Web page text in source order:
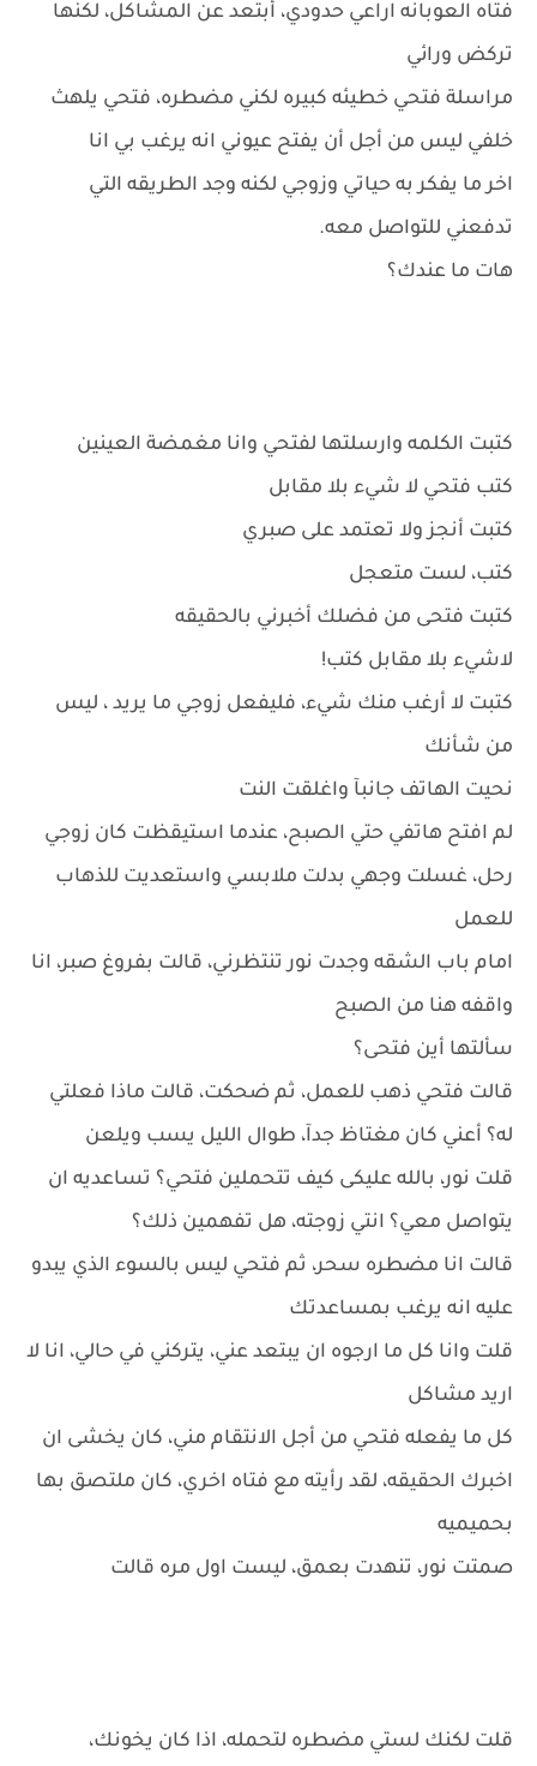
فتاه العوبانه اراعي حدودي، أبتعد عن المشاكل، لكنها
تركض ورائي
مراسلة فتحي خطيئه كبيره لكني مضطره، فتحي يلهث
خلفي ليس من أجل أن يفتح عيوني انه يرغب بي انا
اخر ما يفكر به حياتي وزوجي لكنه وجد الطريقه التي
تدفعني للتواصل معه.
هات ما عندك؟
كتبت الكلمه وارسلتها لفتحي وانا مغمضة العينين
كتب فتحي لا شيء بلا مقابل
كتبت أنجز ولا تعتمد على صبري
كتب، لست متعجل
كتبت فتحى من فضلك أخبرني بالحقيقه
لاشيء بلا مقابل كتب!
كتبت لا أرغب منك شيء، فليفعل زوجي ما يريد ، ليس
من شأنك
نحيت الهاتف جانبآ واغلقت النت
لم افتح هاتفي حتي الصبح، عندما استيقظت كان زوجي
رحل، غسلت وجهي بدلت ملابسي واستعديت للذهاب
للعمل
امام باب الشقه وجدت نور تنتظرني، قالت بفروغ صبر، انا
واقفه هنا من الصبح
سألتها أين فتحى؟
قالت فتحي ذهب للعمل، ثم ضحكت، قالت ماذا فعلتي
له؟ أعني كان مغتاظ جدآ، طوال الليل يسب ويلعن
قلت نور، بالله عليكى كيف تتحملين فتحي؟ تساعديه ان
يتواصل معي؟ انتي زوجته، هل تفهمين ذلك؟
قالت انا مضطره سحر، ثم فتحي ليس بالسوء الذي يبدو
عليه انه يرغب بمساعدتك
قلت وانا كل ما ارجوه ان يبتعد عني، يتركني في حالي، انا لا
اريد مشاكل
كل ما يفعله فتحي من أجل الانتقام مني، كان يخشى ان
اخبرك الحقيقه، لقد رأيته مع فتاه اخري، كان ملتصق بها
بحميميه
صمتت نور، تنهدت بعمق، ليست اول مره قالت
قلت لكنك لستي مضطره لتحمله، اذا كان يخونك،